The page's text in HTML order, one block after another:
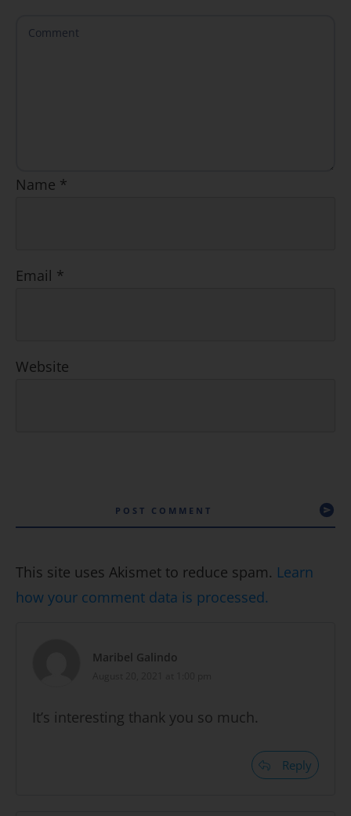
Name *
Email *
Website
POST COMMENT
This site uses Akismet to reduce spam. Learn
how your comment data is processed.
Maribel Galindo
It’s interesting thank you so much.
Reply